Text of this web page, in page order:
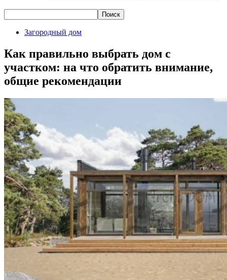
Загородный дом
Как правильно выбрать дом с
участком: на что обратить внимание,
общие рекомендации